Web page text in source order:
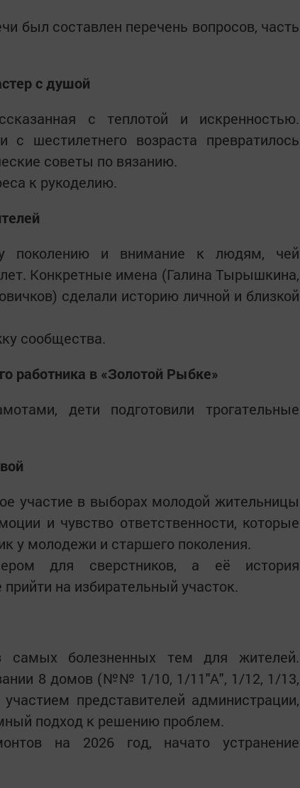
был составлен перечень вопросов, часть
с душой
с теплотой и искренностью.
с шестилетнего возраста превратилось
советы по вязанию.
к рукоделию.
поколению и внимание к людям, чей
Конкретные имена (Галина Тырышкина,
сделали историю личной и близкой
сообщества.
работника в «Золотой Рыбке»
дети подготовили трогательные
участие в выборах молодой жительницы
и чувство ответственности, которые
у молодежи и старшего поколения.
для сверстников, а её история
на избирательный участок.
болезненных тем для жителей.
8 домов (№№ 1/10, 1/11"А", 1/12, 1/13,
представителей администрации,
подход к решению проблем.
на 2026 год, начато устранение